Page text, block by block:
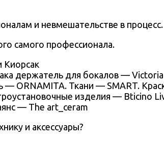
и невмешательстве в процесс.
самого профессионала.
держатель для бокалов — Victoria
— ORNAMITA. Ткани — SMART.
изделия — Bticino
— The art_ceram
и аксессуары?